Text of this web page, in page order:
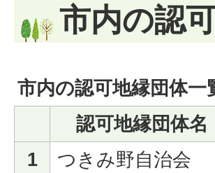
市内の認
市内の認可地縁団体一
認可地縁団体名
1
つきみ野自治会